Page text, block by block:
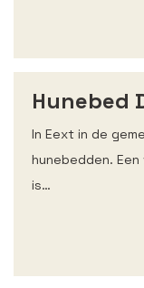
Hunebed
In Eext in de
hunebedden.
is…